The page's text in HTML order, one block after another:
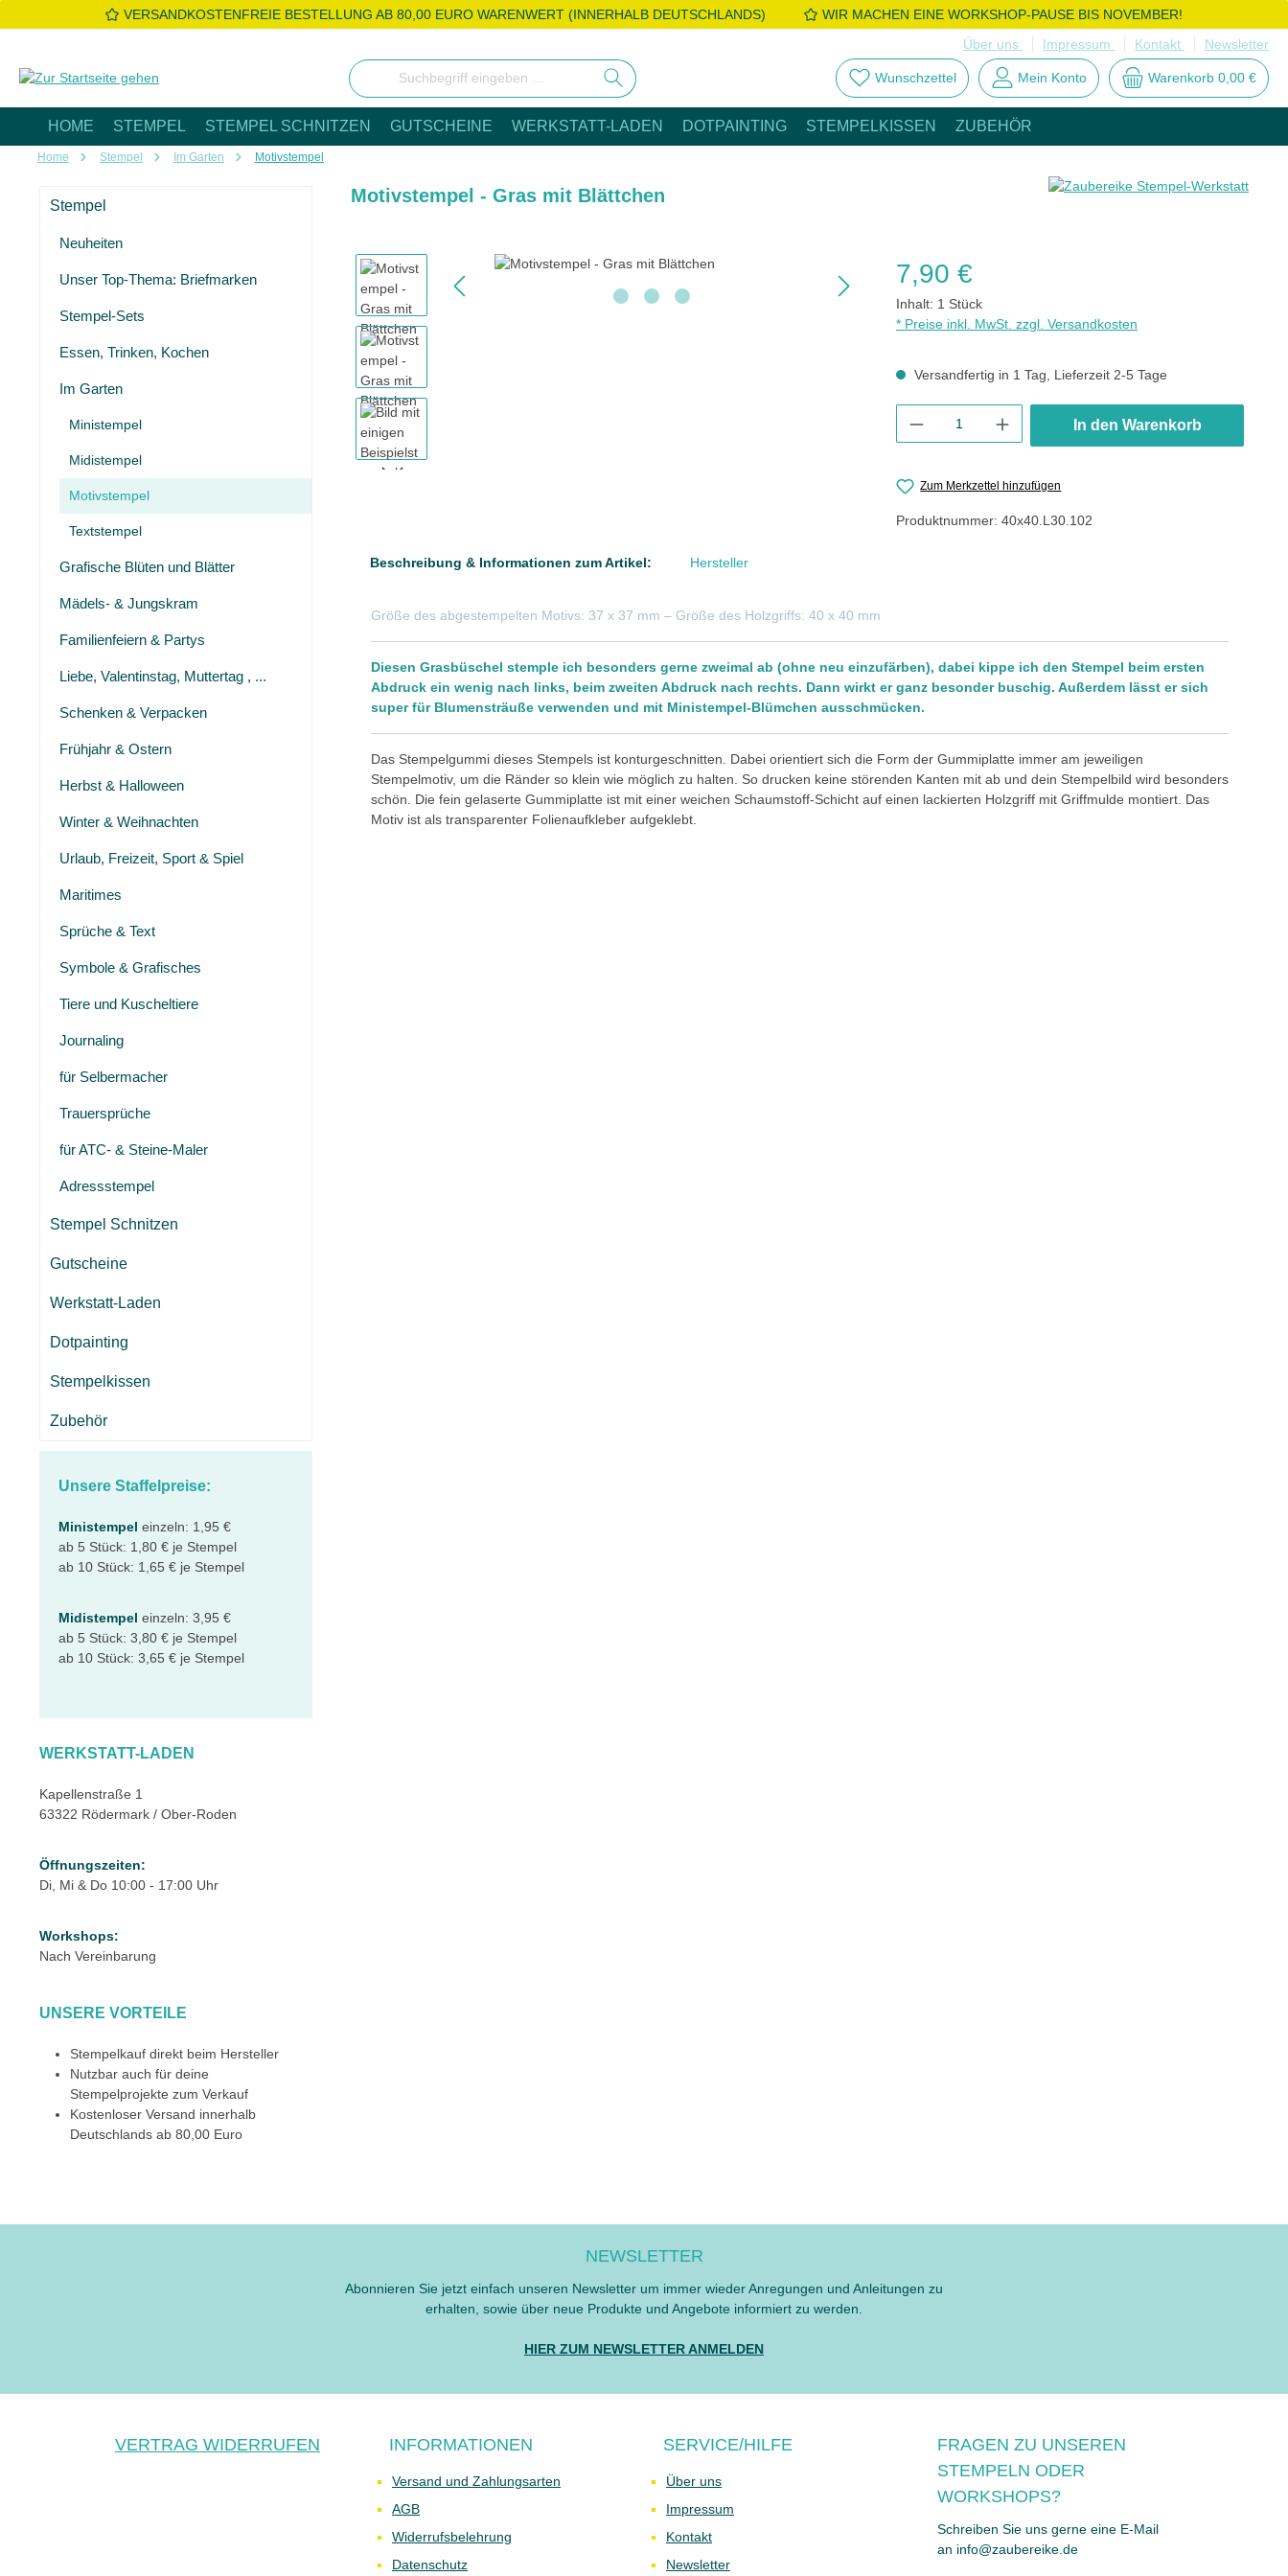
Hauptinhalt springen
Zur Suche springen
Zur Hauptnavigation springenVERSANDKOSTENFREIE BESTELLUNG AB 80,00 EURO WARENWERT (INNERHALB DEUTSCHLANDS)
WIR MACHEN EINE WORKSHOP-PAUSE BIS NOVEMBER!
Über uns
Impressum Kontakt Newsletter
Wunschzettel Mein Konto Warenkorb 0,00 €
HOME STEMPEL STEMPEL SCHNITZEN GUTSCHEINE WERKSTATT-LADEN DOTPAINTING STEMPELKISSEN ZUBEHÖR
Home Stempel Im Garten Motivstempel
Stempel
Neuheiten
Unser Top-Thema: Briefmarken
Stempel-Sets
Essen, Trinken, Kochen
Im Garten
Ministempel
Midistempel
Motivstempel
Textstempel
Grafische Blüten und Blätter
Mädels- & Jungskram
Familienfeiern & Partys
Liebe, Valentinstag, Muttertag , ...
Schenken & Verpacken
Frühjahr & Ostern
Herbst & Halloween
Winter & Weihnachten
Urlaub, Freizeit, Sport & Spiel
Maritimes
Sprüche & Text
Symbole & Grafisches
Tiere und Kuscheltiere
Journaling
für Selbermacher
Trauersprüche
für ATC- & Steine-Maler
Adressstempel
Stempel Schnitzen
Gutscheine
Werkstatt-Laden
Dotpainting
Stempelkissen
Zubehör
Unsere Staffelpreise:
Ministempel einzeln: 1,95 €
ab 5 Stück: 1,80 € je Stempel
ab 10 Stück: 1,65 € je Stempel
Midistempel einzeln: 3,95 €
ab 5 Stück: 3,80 € je Stempel
ab 10 Stück: 3,65 € je Stempel
WERKSTATT-LADEN
Kapellenstraße 1
63322 Rödermark / Ober-Roden
Öffnungszeiten:
Di, Mi & Do 10:00 - 17:00 Uhr
Workshops:
Nach Vereinbarung
UNSERE VORTEILE
Stempelkauf direkt beim Hersteller
Nutzbar auch für deine
Stempelprojekte zum Verkauf
Kostenloser Versand innerhalb
Deutschlands ab 80,00 Euro
Motivstempel - Gras mit Blättchen
Bildergalerie überspringen Regulärer Preis:
7,90 €
Inhalt: 1 Stück
* Preise inkl. MwSt. zzgl. Versandkosten
Versandfertig in 1 Tag, Lieferzeit 2-5 Tage
In den Warenkorb
Zum Merkzettel hinzufügen
Produktnummer:40x40.L30.102
Beschreibung & Informationen zum Artikel: Hersteller
Größe des abgestempelten Motivs: 37 x 37 mm – Größe des Holzgriffs: 40 x 40 mm
Diesen Grasbüschel stemple ich besonders gerne zweimal ab (ohne neu einzufärben), dabei kippe ich den Stempel beim ersten
Abdruck ein wenig nach links, beim zweiten Abdruck nach rechts. Dann wirkt er ganz besonder buschig. Außerdem lässt er sich
super für Blumensträuße verwenden und mit Ministempel-Blümchen ausschmücken.
Das Stempelgummi dieses Stempels ist konturgeschnitten. Dabei orientiert sich die Form der Gummiplatte immer am jeweiligen
Stempelmotiv, um die Ränder so klein wie möglich zu halten. So drucken keine störenden Kanten mit ab und dein Stempelbild wird besonders
schön. Die fein gelaserte Gummiplatte ist mit einer weichen Schaumstoff-Schicht auf einen lackierten Holzgriff mit Griffmulde montiert. Das
Motiv ist als transparenter Folienaufkleber aufgeklebt.
NEWSLETTER
Abonnieren Sie jetzt einfach unseren Newsletter um immer wieder Anregungen und Anleitungen zu
erhalten, sowie über neue Produkte und Angebote informiert zu werden.
HIER ZUM NEWSLETTER ANMELDEN
FRAGEN ZU UNSEREN
STEMPELN ODER
WORKSHOPS?
Schreiben Sie uns gerne eine E-Mail
an info@zaubereike.de
VERTRAG WIDERRUFEN INFORMATIONEN
Versand und Zahlungsarten
AGB
Widerrufsbelehrung
Datenschutz
SERVICE/HILFE
Über uns
Impressum
Kontakt
Newsletter